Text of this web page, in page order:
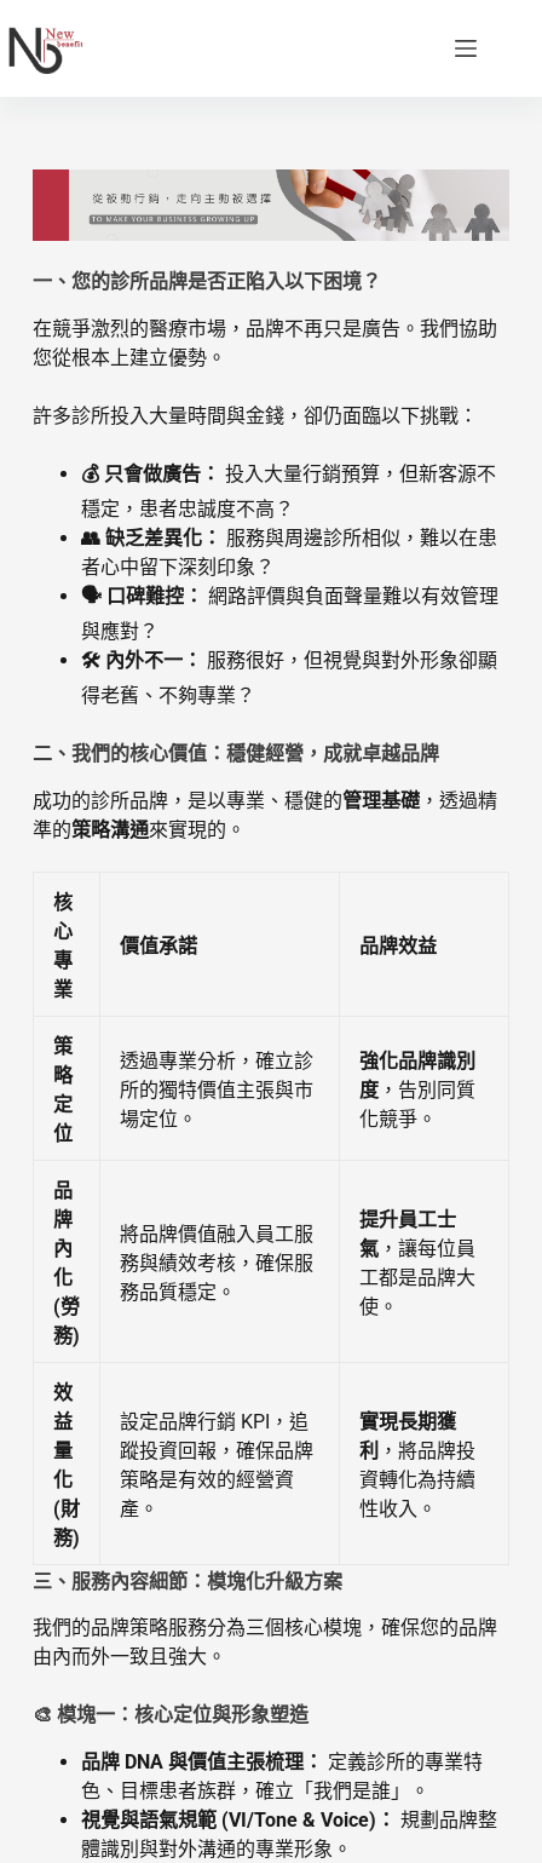
一、您的診所品牌是否正陷入以下困境？
在競爭激烈的醫療市場，品牌不再只是廣告。我們協助
您從根本上建立優勢。
許多診所投入大量時間與金錢，卻仍面臨以下挑戰：
💰 只會做廣告： 投入大量行銷預算，但新客源不
穩定，患者忠誠度不高？
👥 缺乏差異化： 服務與周邊診所相似，難以在患
者心中留下深刻印象？
🗣️ 口碑難控： 網路評價與負面聲量難以有效管理
與應對？
🛠️ 內外不一： 服務很好，但視覺與對外形象卻顯
得老舊、不夠專業？
二、我們的核心價值：穩健經營，成就卓越品牌
成功的診所品牌，是以專業、穩健的管理基礎，透過精
準的策略溝通來實現的。
核
心
專
業
價值承諾 品牌效益
策
略
定
位
透過專業分析，確立診
所的獨特價值主張與市
場定位。
強化品牌識別
度，告別同質
化競爭。
品
牌
內
化
(勞
務)
將品牌價值融入員工服
務與績效考核，確保服
務品質穩定。
提升員工士
氣，讓每位員
工都是品牌大
使。
效
益
量
化
(財
務)
設定品牌行銷 KPI，追
蹤投資回報，確保品牌
策略是有效的經營資
產。
實現長期獲
利 ，將品牌投
資轉化為持續
性收入。
三、服務內容細節：模塊化升級方案
我們的品牌策略服務分為三個核心模塊，確保您的品牌
由內而外一致且強大。
🎨 模塊一：核心定位與形象塑造
品牌 DNA 與價值主張梳理： 定義診所的專業特
色、目標患者族群，確立「我們是誰」。
視覺與語氣規範 (VI/Tone & Voice)： 規劃品牌整
體識別與對外溝通的專業形象。